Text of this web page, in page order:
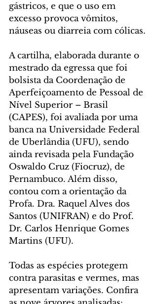
gástricos, e que o uso em
excesso provoca vômitos,
náuseas ou diarreia com cólicas.
A cartilha, elaborada durante o
mestrado da egressa que foi
bolsista da Coordenação de
Aperfeiçoamento de Pessoal de
Nível Superior – Brasil
(CAPES), foi avaliada por uma
banca na Universidade Federal
de Uberlândia (UFU), sendo
ainda revisada pela Fundação
Oswaldo Cruz (Fiocruz), de
Pernambuco. Além disso,
contou com a orientação da
Profa. Dra. Raquel Alves dos
Santos (UNIFRAN) e do Prof.
Dr. Carlos Henrique Gomes
Martins (UFU).
Todas as espécies protegem
contra parasitas e vermes, mas
apresentam variações. Confira